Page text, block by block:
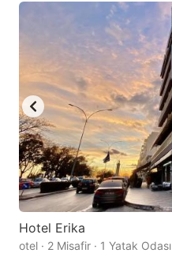
Hotel Erika
otel · 2 Misafir · 1 Yatak Odası